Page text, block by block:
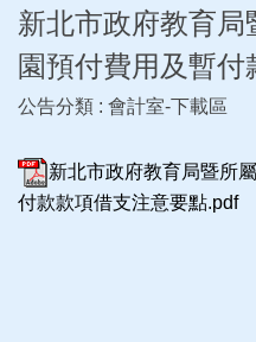
區
新北市政府教育
園預付費用及暫
公告分類 : 會計室-下載區
新北市政府教育局暨所
付款款項借支注意要點.pdf